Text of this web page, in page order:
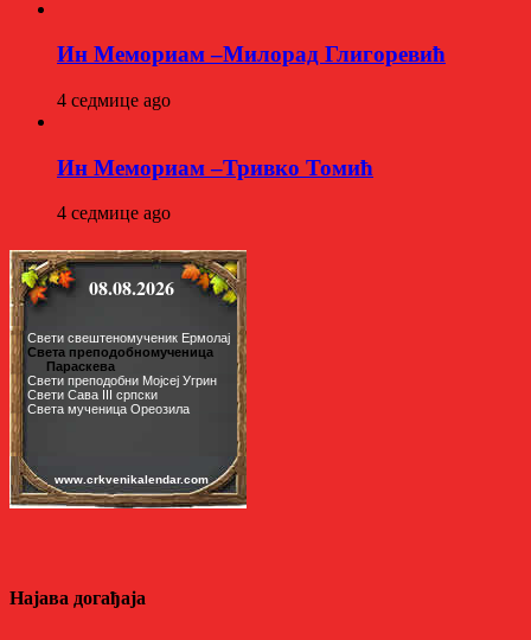
Ин Мемориам –Милорад Глигоревић
4 седмице ago
Ин Мемориам –Тривко Томић
4 седмице ago
Најава догађаја